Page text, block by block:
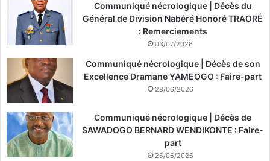
Communiqué nécrologique | Décès du
Général de Division Nabéré Honoré TRAORÉ
: Remerciements
03/07/2026
Communiqué nécrologique | Décès de son
Excellence Dramane YAMEOGO : Faire-part
28/06/2026
Communiqué nécrologique | Décès de
SAWADOGO BERNARD WENDIKONTE : Faire-
part
26/06/2026